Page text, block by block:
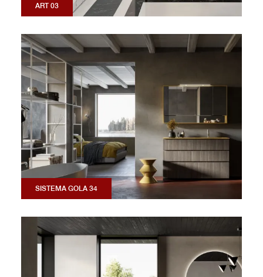
ART 03
SISTEMA GOLA 34